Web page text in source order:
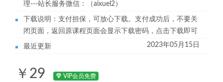
理---站长服务微信：（aixuel2）
下载说明：支付担保，可放心下载。支付成功后，不要关
闭页面，返回原课程页面会显示下载密码，点击下载即可
最近更新 2023年05月15日
￥29 VIP会员免费
2022-10-25
刘天麒2023高三数学a+全年班（暑/秋/寒/春班） 2023-09-27
小学语文网课课程斑马语文学语文学思维教学视频 2022-10-
24
2022-12-25